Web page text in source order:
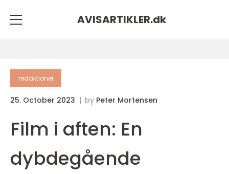
AVISARTIKLER.dk
redaktionel
25. October 2023 by Peter Mortensen
Film i aften: En
dybdegående